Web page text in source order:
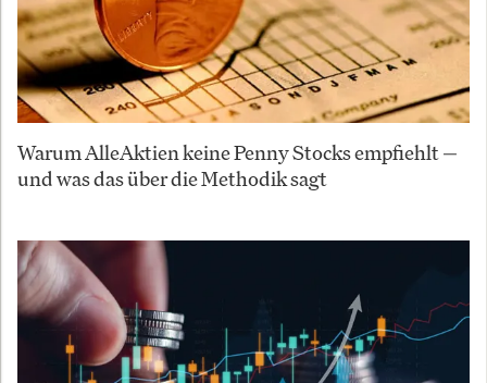
Warum AlleAktien keine Penny Stocks empfiehlt —
und was das über die Methodik sagt